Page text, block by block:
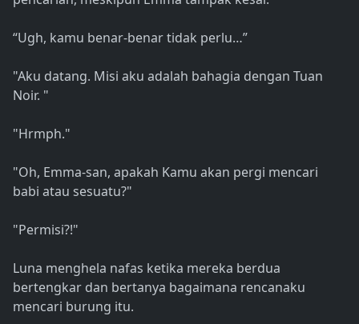
“Ugh, kamu benar-benar tidak perlu…”
"Aku datang. Misi aku adalah bahagia dengan Tuan
Noir. "
"Hrmph."
"Oh, Emma-san, apakah Kamu akan pergi mencari
babi atau sesuatu?"
"Permisi?!"
Luna menghela nafas ketika mereka berdua
bertengkar dan bertanya bagaimana rencanaku
mencari burung itu.